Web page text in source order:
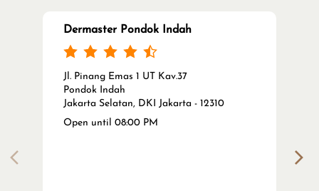
Dermaster Pondok Indah
Jl. Pinang Emas 1 UT Kav.37
Pondok Indah
Jakarta Selatan, DKI Jakarta - 12310
Open until 08:00 PM